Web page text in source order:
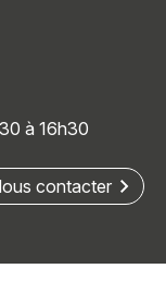
à 16h30
contacter